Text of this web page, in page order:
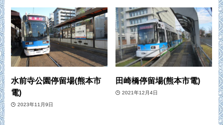
水前寺公園停留場(熊本市
電)
2023年11月9日
田崎橋停留場(熊本市電)
2021年12月4日